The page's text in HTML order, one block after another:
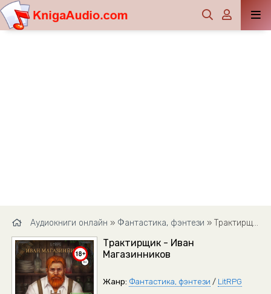
Аудиокниги онлайн » Фантастика, фэнтези » Трактирщик - Иван Магазинников
Трактирщик - Иван
Магазинников
Жанр: Фантастика, фэнтези / LitRPG